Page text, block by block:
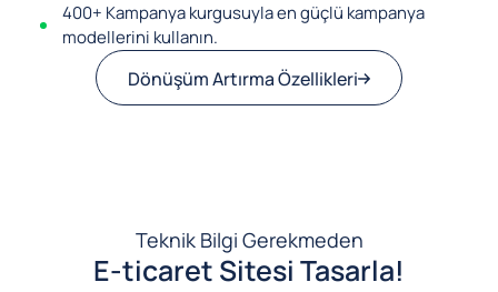
400+ Kampanya kurgusuyla en güçlü kampanya
modellerini kullanın.
Dönüşüm Artırma Özellikleri
Teknik Bilgi Gerekmeden
E-ticaret Sitesi Tasarla!